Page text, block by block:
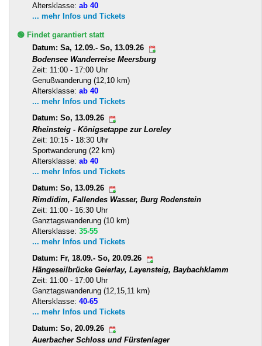
Altersklasse: ab 40
... mehr Infos und Tickets
🟢 Findet garantiert statt
Datum: Sa, 12.09.- So, 13.09.26
Bodensee Wanderreise Meersburg
Zeit: 11:00 - 17:00 Uhr
Genußwanderung (12,10 km)
Altersklasse: ab 40
... mehr Infos und Tickets
Datum: So, 13.09.26
Rheinsteig - Königsetappe zur Loreley
Zeit: 10:15 - 18:30 Uhr
Sportwanderung (22 km)
Altersklasse: ab 40
... mehr Infos und Tickets
Datum: So, 13.09.26
Rimdidim, Fallendes Wasser, Burg Rodenstein
Zeit: 11:00 - 16:30 Uhr
Ganztagswanderung (10 km)
Altersklasse: 35-55
... mehr Infos und Tickets
Datum: Fr, 18.09.- So, 20.09.26
Hängeseilbrücke Geierlay, Layensteig, Baybachklamm
Zeit: 11:00 - 17:00 Uhr
Ganztagswanderung (12,15,11 km)
Altersklasse: 40-65
... mehr Infos und Tickets
Datum: So, 20.09.26
Auerbacher Schloss und Fürstenlager